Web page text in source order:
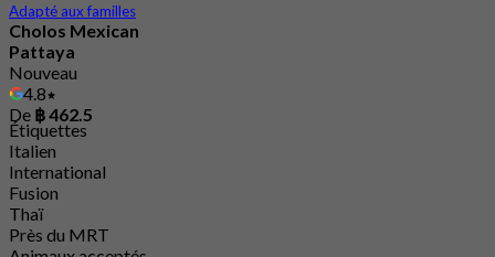
Adapté aux familles
Cholos Mexican
Pattaya
Nouveau
4.8
De ฿ 462.5
Étiquettes
Italien
International
Fusion
Thaï
Près du MRT